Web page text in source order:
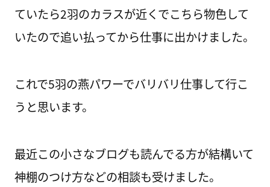
ていたら2羽のカラスが近くでこちら物色して
いたので追い払ってから仕事に出かけました。
これで5羽の燕パワーでバリバリ仕事して行こ
うと思います。
最近この小さなブログも読んでる方が結構いて
神棚のつけ方などの相談も受けました。